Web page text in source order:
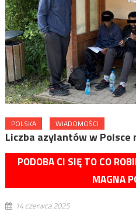
POLSKA WIADOMOŚCI
Liczba azylantów w
PODOBA CI SIĘ TO CO
MAGNA
14 czerwca 2025